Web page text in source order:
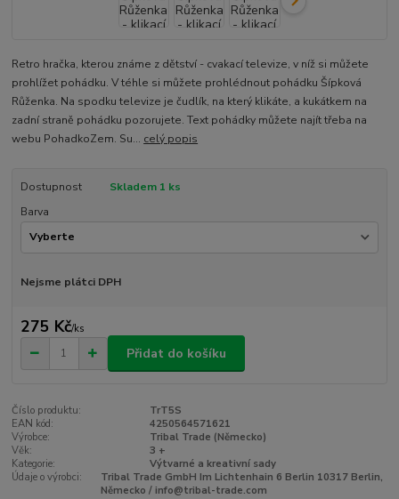
Retro hračka, kterou známe z dětství - cvakací televize, v níž si můžete
prohlížet pohádku. V téhle si můžete prohlédnout pohádku Šípková
Růženka. Na spodku televize je čudlík, na který klikáte, a kukátkem na
zadní straně pohádku pozorujete. Text pohádky můžete najít třeba na
webu PohadkoZem. Su... celý popis
Dostupnost
Skladem 1 ks
Barva
Nejsme plátci DPH
275 Kč/ks
Přidat do košíku
Číslo produktu:
TrT5S
EAN kód:
4250564571621
Výrobce:
Tribal Trade (Německo)
Věk:
3 +
Kategorie:
Výtvarné a kreativní sady
Údaje o výrobci:
Tribal Trade GmbH Im Lichtenhain 6 Berlin 10317 Berlin,
Německo / info@tribal-trade.com